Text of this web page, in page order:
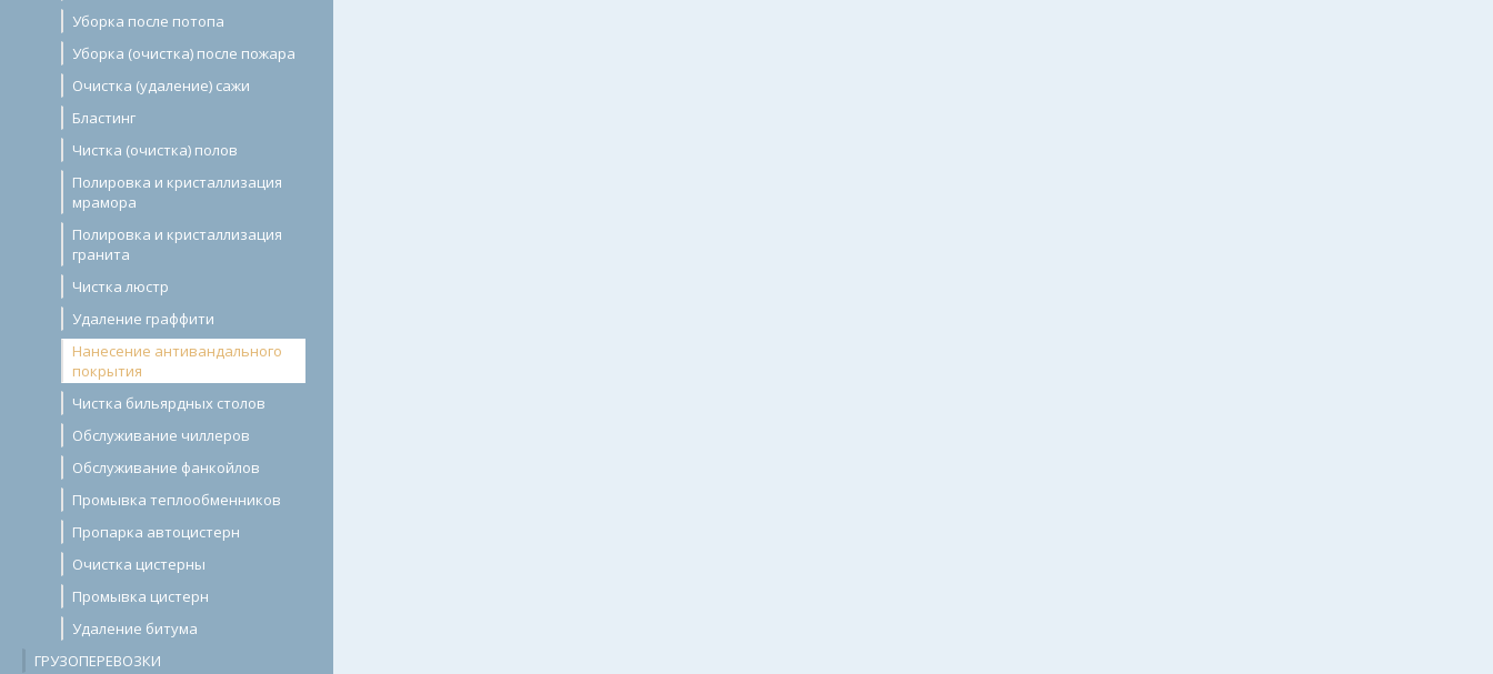
Уборка после потопа
Уборка (очистка) после пожара
Очистка (удаление) сажи
Бластинг
Чистка (очистка) полов
Полировка и кристаллизация
мрамора
Полировка и кристаллизация
гранита
Чистка люстр
Удаление граффити
Нанесение антивандального
покрытия
Чистка бильярдных столов
Обслуживание чиллеров
Обслуживание фанкойлов
Промывка теплообменников
Пропарка автоцистерн
Очистка цистерны
Промывка цистерн
Удаление битума
ГРУЗОПЕРЕВОЗКИ